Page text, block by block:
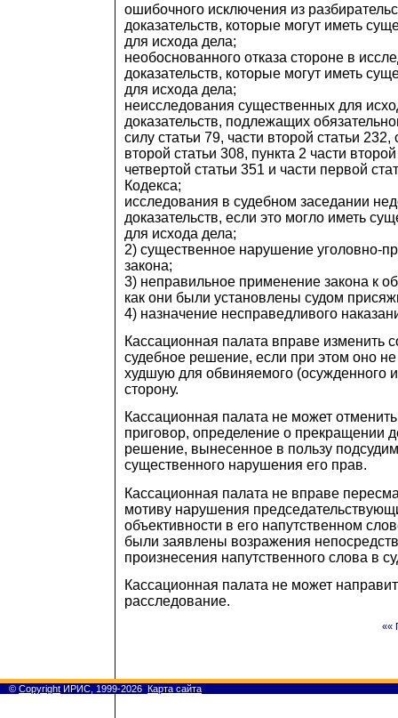
ошибочного исключения из
доказательств, которые могут иметь
для исхода дела;
необоснованного отказа стороне в
доказательств, которые могут иметь
для исхода дела;
неисследования существенных для
доказательств, подлежащих
силу статьи 79, части второй статьи 232,
второй статьи 308, пункта 2 части
четвертой статьи 351 и части первой
Кодекса;
исследования в судебном заседании
доказательств, если это могло иметь
для исхода дела;
2) существенное нарушение уголовно-
закона;
3) неправильное применение закона к
как они были установлены судом
4) назначение несправедливого
Кассационная палата вправе изменить
судебное решение, если при этом оно
худшую для обвиняемого (осужденного
сторону.
Кассационная палата не может
приговор, определение о прекращении
решение, вынесенное в пользу
существенного нарушения его прав.
Кассационная палата не вправе
мотиву нарушения
объективности в его напутственном
были заявлены возражения
произнесения напутственного слова в
Кассационная палата не может
расследование.
««
© Copyright ИРИС, 1999-2026 Карта сайта